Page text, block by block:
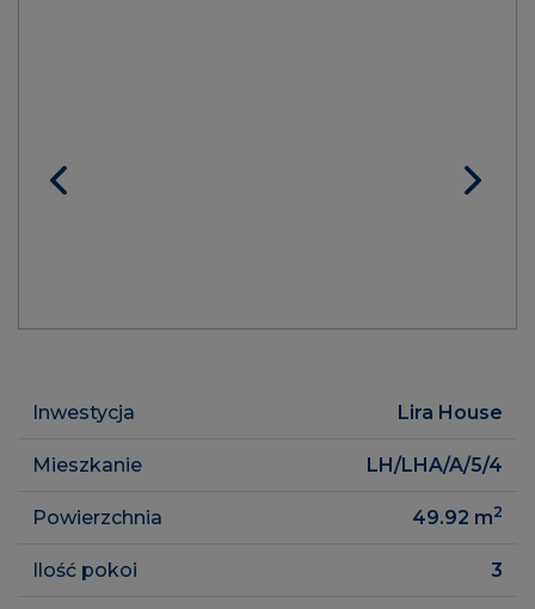
Inwestycja Lira House
Mieszkanie LH/LHA/A/5/4
Powierzchnia 49.92 m2
Ilość pokoi 3